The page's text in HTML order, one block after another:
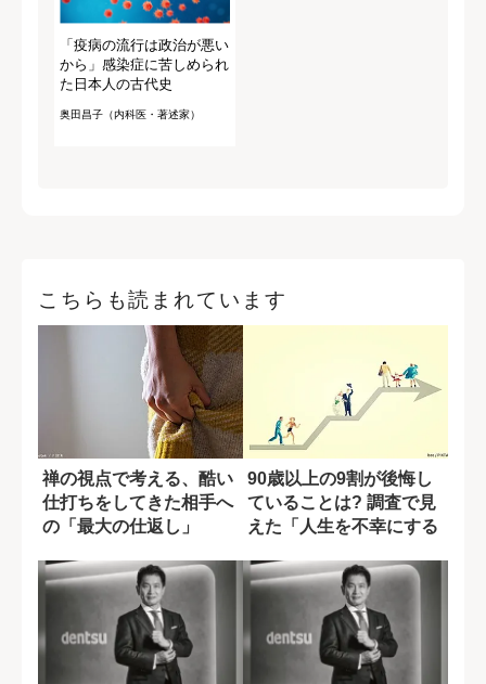
「疫病の流行は政治が悪い
から」感染症に苦しめられ
た日本人の古代史
奥田昌子（内科医・著述家）
こちらも読まれています
禅の視点で考える、酷い
仕打ちをしてきた相手へ
の「最大の仕返し」
90歳以上の9割が後悔し
ていることは? 調査で見
えた「人生を不幸にする